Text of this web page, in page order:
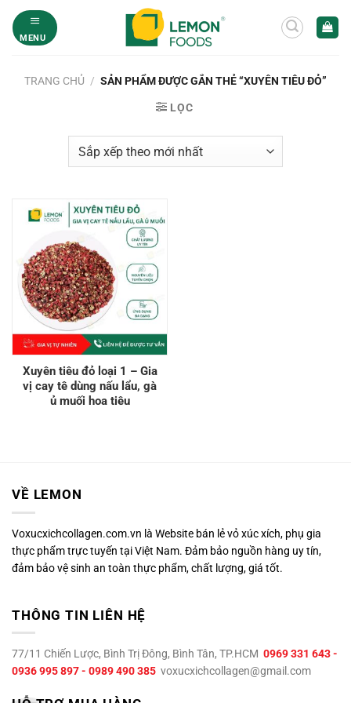
qua
MENU
TRANG CHỦ / SẢN PHẨM ĐƯỢC GẮN THẺ “XUYÊN TIÊU ĐỎ”
LỌC
Xuyên tiêu đỏ loại 1 – Gia
vị cay tê dùng nấu lẩu, gà
ủ muối hoa tiêu
VỀ LEMON
Voxucxichcollagen.com.vn là Website bán lẻ vỏ xúc xích, phụ gia
thực phẩm trực tuyến tại Việt Nam. Đảm bảo nguồn hàng uy tín,
đảm bảo vệ sinh an toàn thực phẩm, chất lượng, giá tốt.
THÔNG TIN LIÊN HỆ
77/11 Chiến Lược, Bình Trị Đông, Bình Tân, TP.HCM 0969 331 643 -
0936 995 897 - 0989 490 385 voxucxichcollagen@gmail.com